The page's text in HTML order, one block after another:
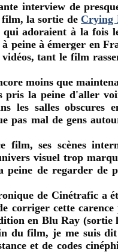
interview de
la sortie de Crying
adoraient à la fois
peine à émerger en
tant le film
moins que
pris la peine d'aller
les salles obscures
pas mal de gens
film, ses scènes
visuel trop
de regarder de
de Cinétrafic a
corriger cette
en Blu Ray (sortie
du film, je me suis
et de codes